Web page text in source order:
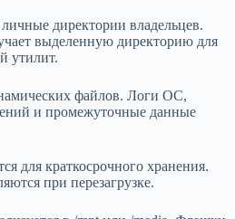
директории владельцев.
выделенную директорию для
утилит.
файлов. Логи ОС,
и промежуточные данные
для краткосрочного хранения.
при перезагрузке.